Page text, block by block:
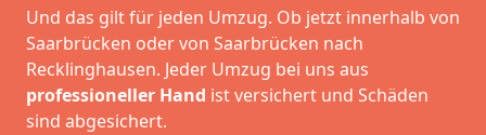
Und das gilt für jeden Umzug. Ob jetzt innerhalb von
Saarbrücken oder von Saarbrücken nach
Recklinghausen. Jeder Umzug bei uns aus
professioneller Hand ist versichert und Schäden
sind abgesichert.